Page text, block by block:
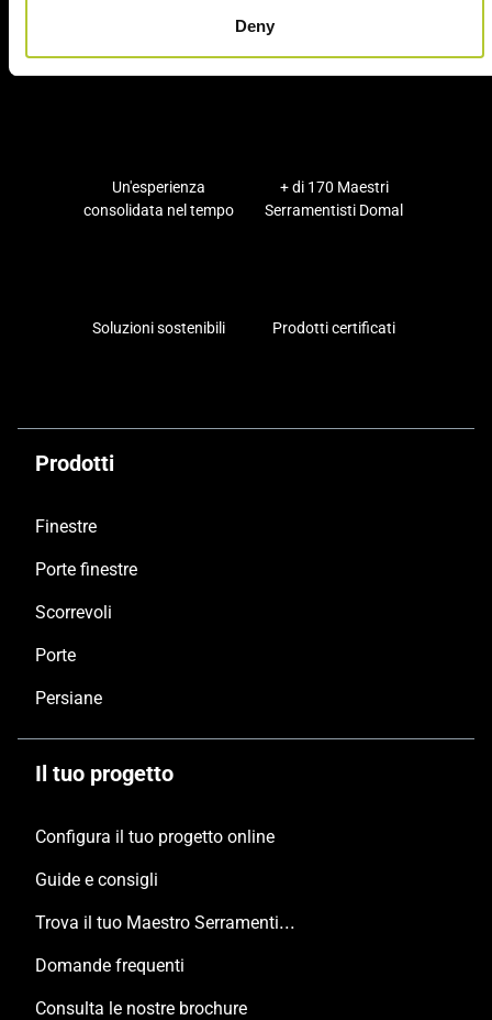
Deny
Ci prendiamo cura dei nostri clienti
Un'esperienza
consolidata nel tempo
+ di 170 Maestri
Serramentisti Domal
Soluzioni sostenibili Prodotti certificati
Prodotti
Finestre
Porte finestre
Scorrevoli
Porte
Persiane
Il tuo progetto
Configura il tuo progetto online
Guide e consigli
Trova il tuo Maestro Serramentista Domal
Domande frequenti
Consulta le nostre brochure